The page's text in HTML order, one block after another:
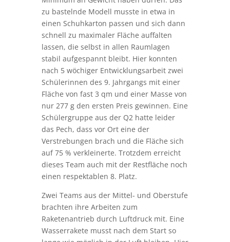
Energie versorgt werden können, müssen
sie auf ihrer Reise dorthin möglichst
große Sonnensegel mitbringen, die aber
in der Rakete selbst möglichst klein
zusammengefaltet sind und nur ein
Minimum an Gewicht haben dürfen. Das
zu bastelnde Modell musste in etwa in
einen Schuhkarton passen und sich dann
schnell zu maximaler Fläche auffalten
lassen, die selbst in allen Raumlagen
stabil aufgespannt bleibt. Hier konnten
nach 5 wöchiger Entwicklungsarbeit zwei
Schülerinnen des 9. Jahrgangs mit einer
Fläche von fast 3 qm und einer Masse von
nur 277 g den ersten Preis gewinnen. Eine
Schülergruppe aus der Q2 hatte leider
das Pech, dass vor Ort eine der
Verstrebungen brach und die Fläche sich
auf 75 % verkleinerte. Trotzdem erreicht
dieses Team auch mit der Restfläche noch